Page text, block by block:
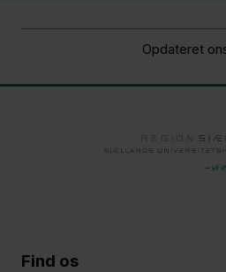
Opdateret
Find os